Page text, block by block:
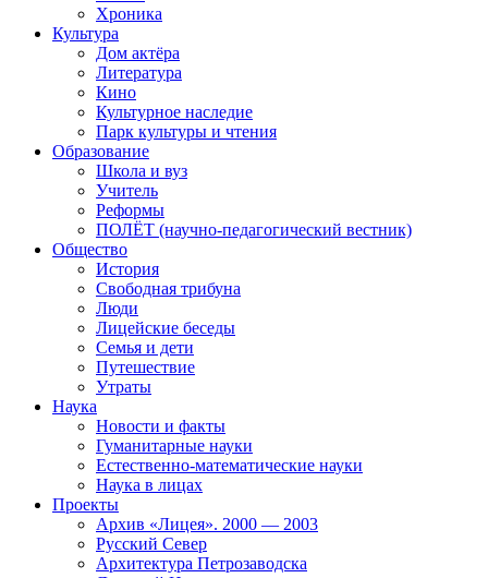
Хроника
Культура
Дом актёра
Литература
Кино
Культурное наследие
Парк культуры и чтения
Образование
Школа и вуз
Учитель
Реформы
ПОЛЁТ (научно-педагогический вестник)
Общество
История
Свободная трибуна
Люди
Лицейские беседы
Семья и дети
Путешествие
Утраты
Наука
Новости и факты
Гуманитарные науки
Естественно-математические науки
Наука в лицах
Проекты
Архив «Лицея». 2000 — 2003
Русский Север
Архитектура Петрозаводска